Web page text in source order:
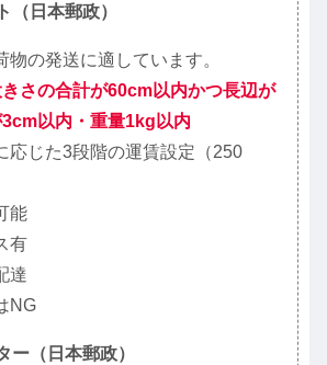
（日本郵政）
物の発送に適しています。
さの合計が60cm以内かつ長辺が
以内・重量1kg以内
応じた3段階の運賃設定（250
能
有
達
NG
ー（日本郵政）